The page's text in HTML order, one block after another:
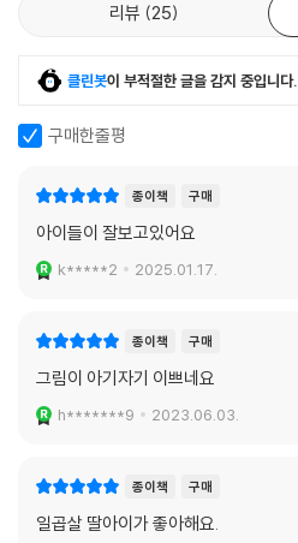
리뷰 25
클린봇이 부적절한 글을 감지 중입니다.
구매한줄평
종이책 구매
아이들이 잘보고있어요
k*****2 2025.01.17.
종이책 구매
그림이 아기자기 이쁘네요
h*******9 2023.06.03.
종이책 구매
일곱살 딸아이가 좋아해요.